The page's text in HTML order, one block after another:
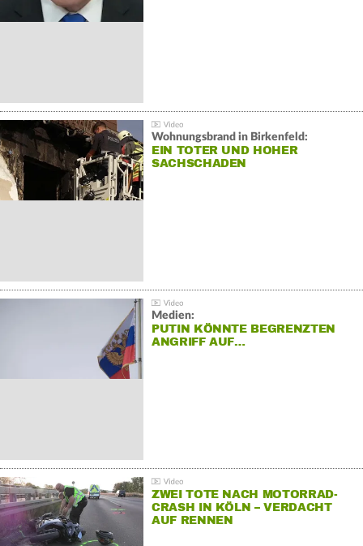
Wohnungsbrand in Birkenfeld:
EIN TOTER UND HOHER
SACHSCHADEN
Medien:
PUTIN KÖNNTE BEGRENZTEN
ANGRIFF AUF…
ZWEI TOTE NACH MOTORRAD-
CRASH IN KÖLN – VERDACHT
AUF RENNEN